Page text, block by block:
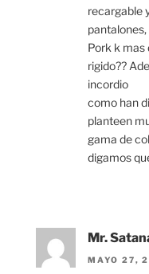
recargable
Pork k mas
rigido??
incordio
como han
planteen
gama de
digamos
Mr.
MAYO 27,